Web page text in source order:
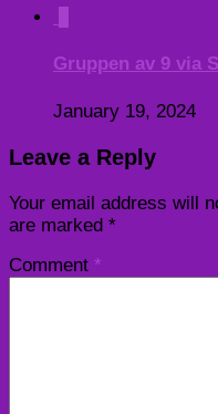
Gruppen av 9 via
January 19, 2024
Leave a Reply
Your email address will
are marked *
Comment *